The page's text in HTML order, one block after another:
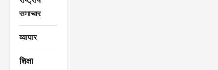
समाचार
व्यापार
शिक्षा